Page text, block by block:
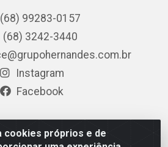
cookies próprios e de
(68) 99283-0157
(68) 3242-3440
Instagram
Facebook
- Rodovia Transacreana,